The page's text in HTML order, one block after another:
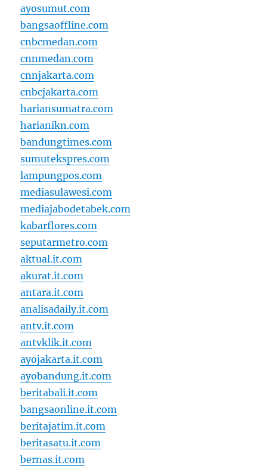
ayosumut.com
bangsaoffline.com
cnbcmedan.com
cnnmedan.com
cnnjakarta.com
cnbcjakarta.com
hariansumatra.com
harianikn.com
bandungtimes.com
sumutekspres.com
lampungpos.com
mediasulawesi.com
mediajabodetabek.com
kabarflores.com
seputarmetro.com
aktual.it.com
akurat.it.com
antara.it.com
analisadaily.it.com
antv.it.com
antvklik.it.com
ayojakarta.it.com
ayobandung.it.com
beritabali.it.com
bangsaonline.it.com
beritajatim.it.com
beritasatu.it.com
bernas.it.com